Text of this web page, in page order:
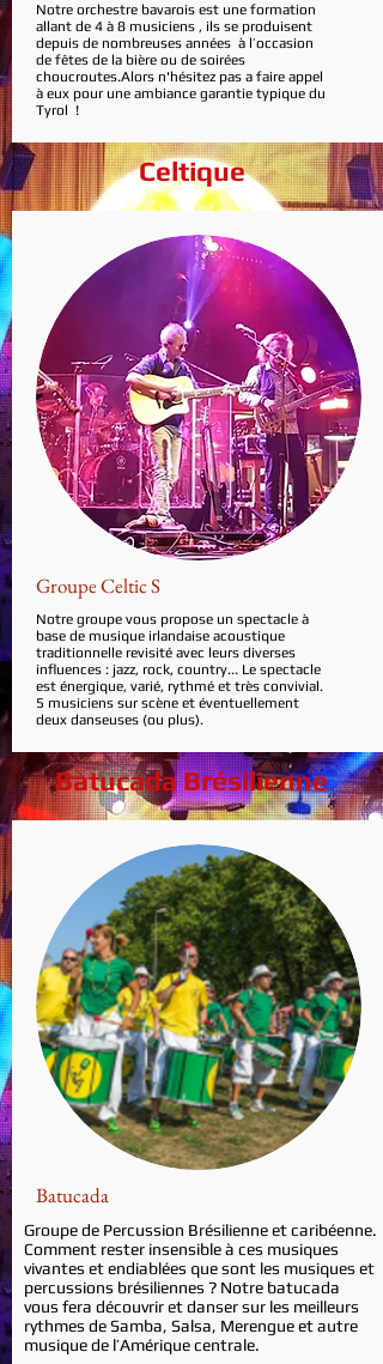
Notre orchestre bavarois est une formation
allant de 4 à 8 musiciens , ils se produisent
depuis de nombreuses années à l’occasion
de fêtes de la bière ou de soirées
choucroutes.Alors n'hésitez pas a faire appel
à eux pour une ambiance garantie typique du
Tyrol !
Celtique
Groupe Celtic S
Notre groupe vous propose un spectacle à
base de musique irlandaise acoustique
traditionnelle revisité avec leurs diverses
influences : jazz, rock, country... Le spectacle
est énergique, varié, rythmé et très convivial.
5 musiciens sur scène et éventuellement
deux danseuses (ou plus).
Batucada Brésilienne
Batucada
Groupe de Percussion Brésilienne et caribéenne.
Comment rester insensible à ces musiques
vivantes et endiablées que sont les musiques et
percussions brésiliennes ? Notre batucada
vous fera découvrir et danser sur les meilleurs
rythmes deSamba, Salsa, Merengue et autre
musique de l’Amérique centrale.